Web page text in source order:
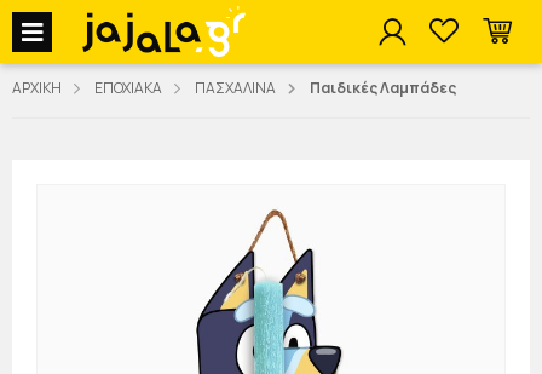
jajala Menu
ΑΡΧΙΚΗ ΕΠΟΧΙΑΚΑ ΠΑΣΧΑΛΙΝΑ Παιδικές Λαμπάδες